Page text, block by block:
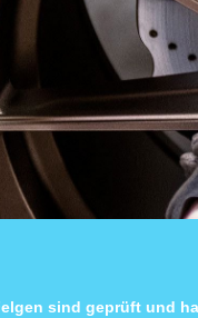
sind geprüft und